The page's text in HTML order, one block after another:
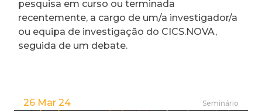
pesquisa em curso ou terminada
recentemente, a cargo de um/a investigador/a
ou equipa de investigação do CICS.NOVA,
seguida de um debate.
26 Mar 24 Seminário